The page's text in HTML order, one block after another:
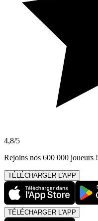
4,8/5
Rejoins nos 600 000 joueurs !
TÉLÉCHARGER L'APP
TÉLÉCHARGER L'APP